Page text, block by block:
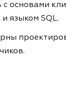
основами
языком SQL.